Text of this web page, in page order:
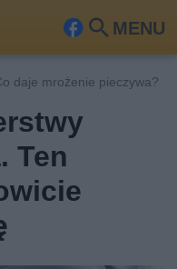
MENU
Fa
ook
Szu
kaj
daje mrożenie pieczywa?
Ten